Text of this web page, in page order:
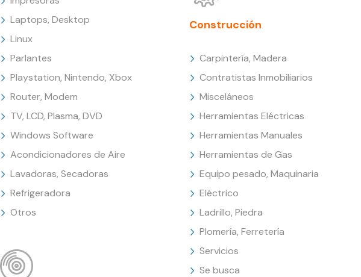
Laptops, Desktop
Linux
Parlantes
Playstation, Nintendo, Xbox
Router, Modem
TV, LCD, Plasma, DVD
Windows Software
Acondicionadores de Aire
Lavadoras, Secadoras
Refrigeradora
Otros
Construcción
Carpintería, Madera
Contratistas Inmobiliarios
Misceláneos
Herramientas Eléctricas
Herramientas Manuales
Herramientas de Gas
Equipo pesado, Maquinaria
Eléctrico
Ladrillo, Piedra
Plomería, Ferretería
Servicios
Se busca